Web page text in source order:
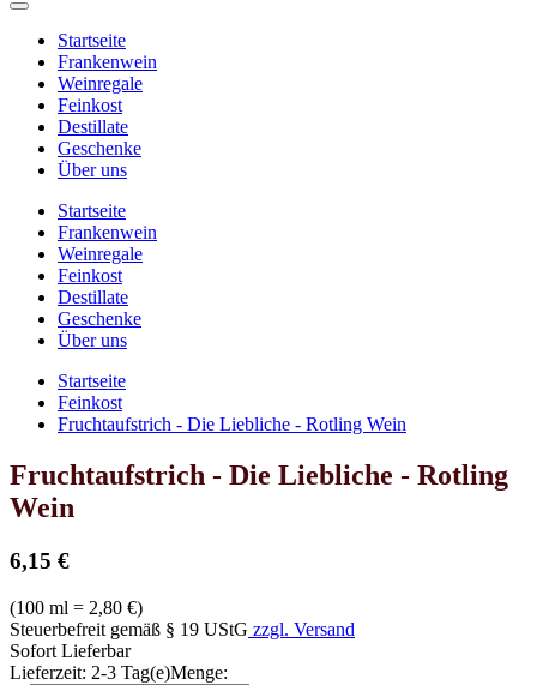
Startseite
Frankenwein
Weinregale
Feinkost
Destillate
Geschenke
Über uns
Startseite
Frankenwein
Weinregale
Feinkost
Destillate
Geschenke
Über uns
Startseite
Feinkost
Fruchtaufstrich - Die Liebliche - Rotling Wein
Fruchtaufstrich - Die Liebliche - Rotling
Wein
6,15 €
(100 ml = 2,80 €)
Steuerbefreit gemäß § 19 UStG zzgl. Versand
Sofort Lieferbar
Lieferzeit: 2-3 Tag(e)Menge: